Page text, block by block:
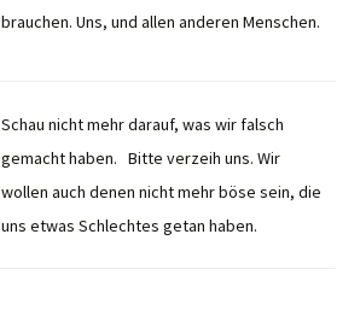
brauchen. Uns, und allen anderen Menschen.
Schau nicht mehr darauf, was wir falsch
gemacht haben. Bitte verzeih uns. Wir
wollen auch denen nicht mehr böse sein, die
uns etwas Schlechtes getan haben.